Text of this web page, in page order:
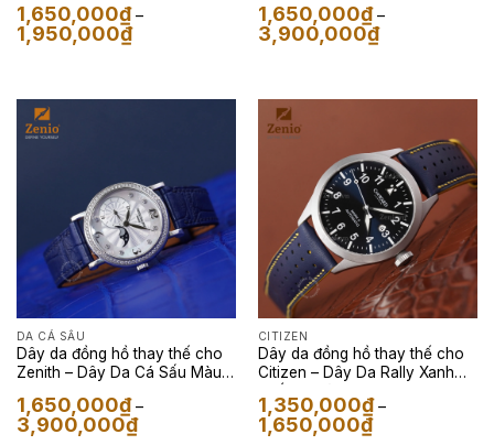
1,650,000₫ –
1,950,000₫Khoảng
giá:
1,950,000₫
1,650,000₫ –
3,900,000₫Khoảng
giá:
3,900,000₫
DA CÁ SẤU
Dây da đồng hồ thay thế cho
Zenith – Dây Da Cá Sấu Màu
1,650,000₫ –
3,900,000₫Khoảng
giá:
CITIZEN
Dây da đồng hồ thay thế cho
Citizen – Dây Da Rally Xanh
1,350,000₫ –
1,650,000₫Khoảng
giá: